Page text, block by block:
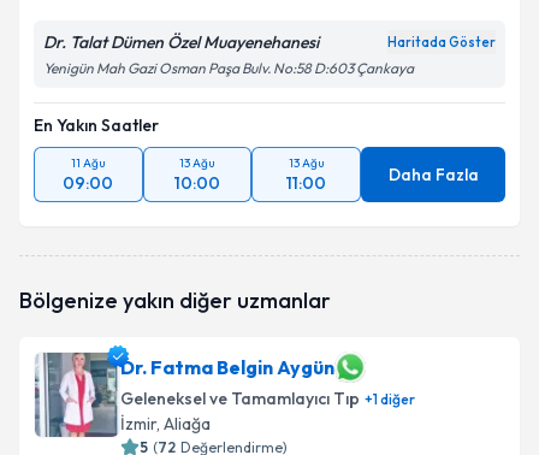
Dr. Talat Dümen Özel Muayenehanesi Haritada Göster
Yenigün Mah Gazi Osman Paşa Bulv. No:58 D:603 Çankaya
En Yakın Saatler
11 Ağu
09:00
13 Ağu
10:00
13 Ağu
11:00 Daha Fazla
Bölgenize yakın diğer uzmanlar
Dr. Fatma Belgin Aygün
Geleneksel ve Tamamlayıcı Tıp +1diğer
İzmir, Aliağa
5 (72 Değerlendirme)